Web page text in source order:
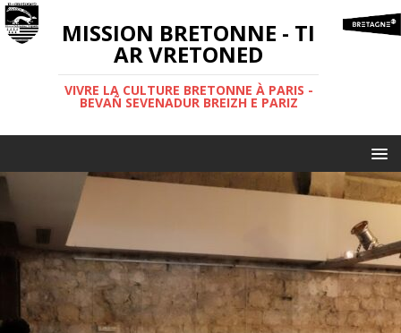
MISSION BRETONNE - TI
AR VRETONED
VIVRE LA CULTURE BRETONNE À PARIS -
BEVAÑ SEVENADUR BREIZH E PARIZ